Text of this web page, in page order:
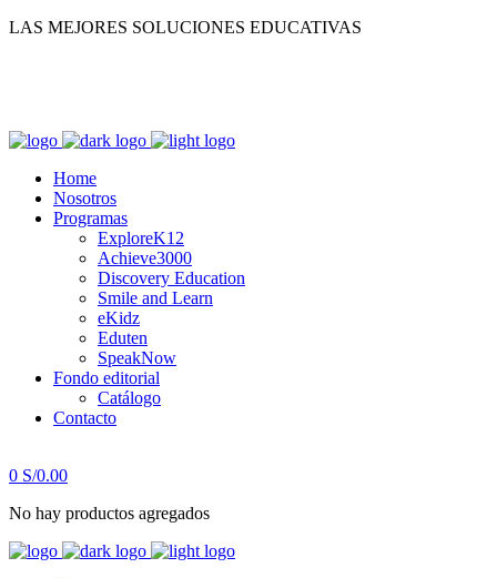
LAS MEJORES SOLUCIONES EDUCATIVAS
Home
Nosotros
Programas
ExploreK12
Achieve3000
Discovery Education
Smile and Learn
eKidz
Eduten
SpeakNow
Fondo editorial
Catálogo
Contacto
0 S/0.00
No hay productos agregados